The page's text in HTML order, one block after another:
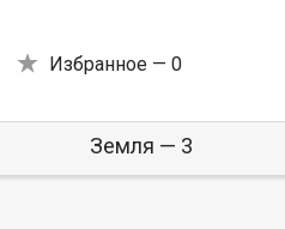
Избранное — 0
Земля — 3